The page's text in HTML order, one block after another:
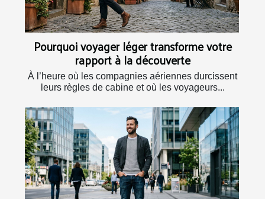
Pourquoi voyager léger transforme votre
rapport à la découverte
À l’heure où les compagnies aériennes durcissent
leurs règles de cabine et où les voyageurs...